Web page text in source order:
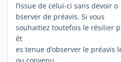
l’issue de celui-ci sans devoir o
bserver de préavis. Si vous
souhaitiez toutefois le résilier
êt
es tenue d’observer le préavis